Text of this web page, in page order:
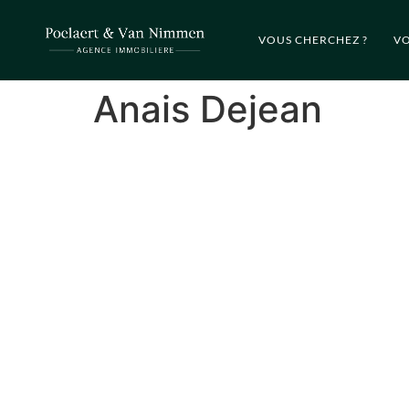
VOUS CHERCHEZ ?
Anais Dejean